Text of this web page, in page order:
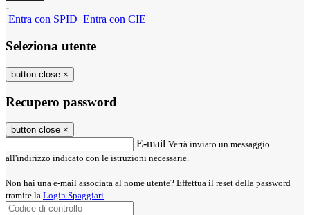
-
Entra con SPID Entra con CIE
Seleziona utente
button close ×
Recupero password
button close ×
E-mail Verrà inviato un messaggio
all'indirizzo indicato con le istruzioni necessarie.
Non hai una e-mail associata al nome utente? Effettua il reset della password
tramite la Login Spaggiari